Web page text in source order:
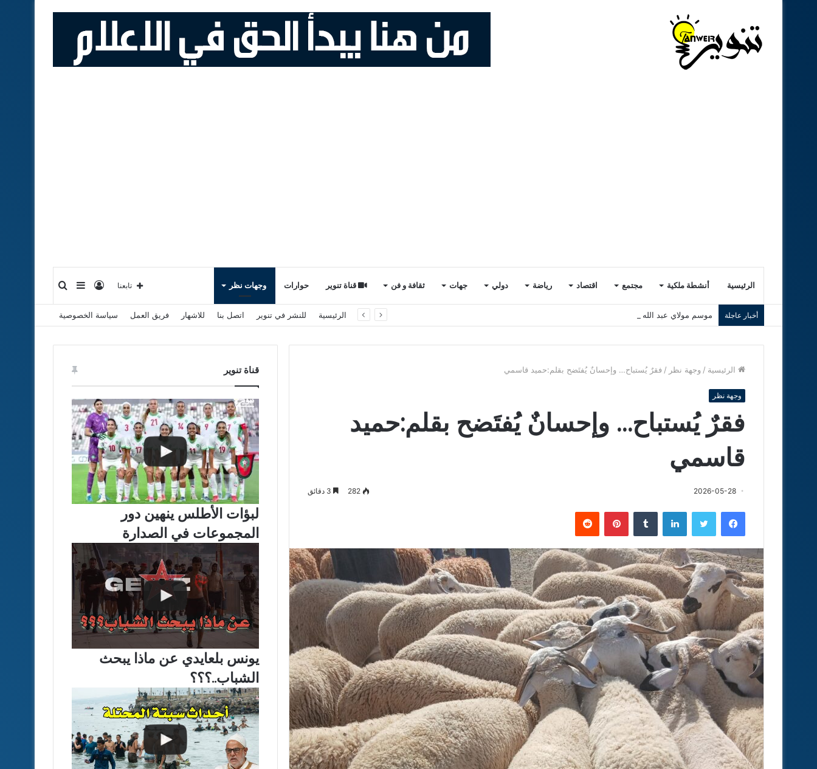
الرئيسية أنشطة ملكية مجتمع اقتصاد رياضة دولي جهات ثقافة و فن قناة تنوير حوارات وجهات نظر إضافة
عمود
تسجيل
الدخول
تابعنا
أخبار عاجلة موسم مولاي عبد الله أمغار 2026 .. حين تلتقي الروحانية بوهج التبوريدة وسحر التراث المغربي الرئيسية للنشر في تنوير اتصل بنا للاشهار فريق العمل سياسة الخصوصية
الرئيسية / وجهة نظر / فقرٌ يُستباح… وإحسانٌ يُفتَضح بقلم:حميد قاسمي
وجهة نظر
فقرٌ يُستباح… وإحسانٌ يُفتَضح بقلم:حميد
قاسمي
2026-05-28
282
فيسبوك لينكدإن بينتيريست
قناة تنوير
لبؤات الأطلس ينهين دور
المجموعات في الصدارة
يونس بلعايدي عن ماذا يبحث
الشباب..؟؟؟